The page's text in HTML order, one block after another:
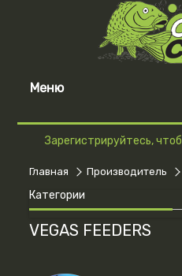
Меню
Зарегистрируйтесь,
Главная Производитель
Категории
VEGAS FEEDERS